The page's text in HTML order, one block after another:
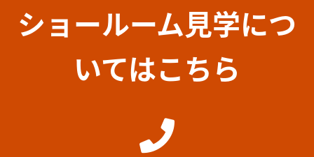
ショールーム見学につ
いてはこちら